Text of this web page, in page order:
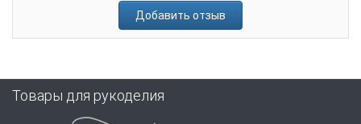
Добавить отзыв
Товары для рукоделия